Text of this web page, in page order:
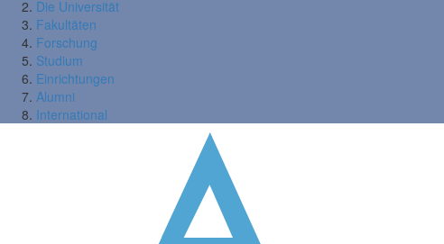
Die Universität
Fakultäten
Forschung
Studium
Einrichtungen
Alumni
International